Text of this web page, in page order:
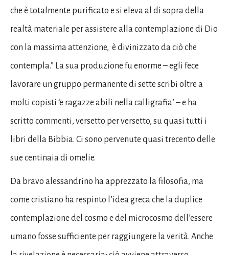
che è totalmente purificato e si eleva al di sopra della
realtà materiale per assistere alla contemplazione di Dio
con la massima attenzione, è divinizzato da ciò che
contempla.” La sua produzione fu enorme – egli fece
lavorare un gruppo permanente di sette scribi oltre a
molti copisti ‘e ragazze abili nella calligrafia’ – e ha
scritto commenti, versetto per versetto, su quasi tutti i
libri della Bibbia. Ci sono pervenute quasi trecento delle
sue centinaia di omelie.
Da bravo alessandrino ha apprezzato la filosofia, ma
come cristiano ha respinto l’idea greca che la duplice
contemplazione del cosmo e del microcosmo dell’essere
umano fosse sufficiente per raggiungere la verità. Anche